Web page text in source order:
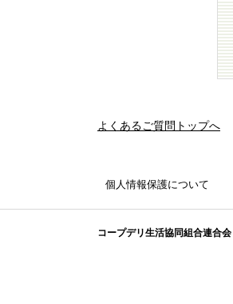
よくあるご質問トップへ
個人情報保護について
コープデリ⽣活協同組合連合会